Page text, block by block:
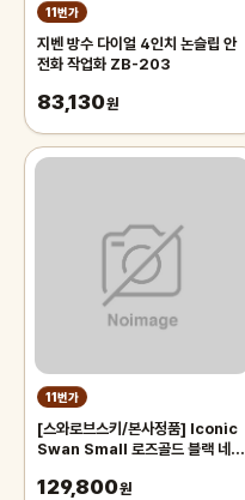
11번가
지벤 방수 다이얼 4인치 논슬립 안
전화 작업화 ZB-203
83,130원
11번가
[스와로브스키/본사정품] Iconic
Swan Small 로즈골드 블랙 네크
129,800원